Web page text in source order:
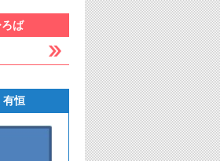
ば
有恒